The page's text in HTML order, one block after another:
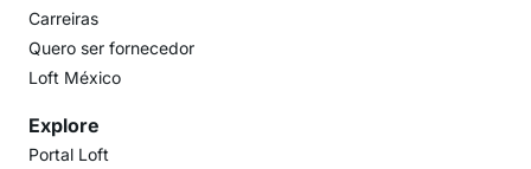
Carreiras
Quero ser fornecedor
Loft México
Explore
Portal Loft